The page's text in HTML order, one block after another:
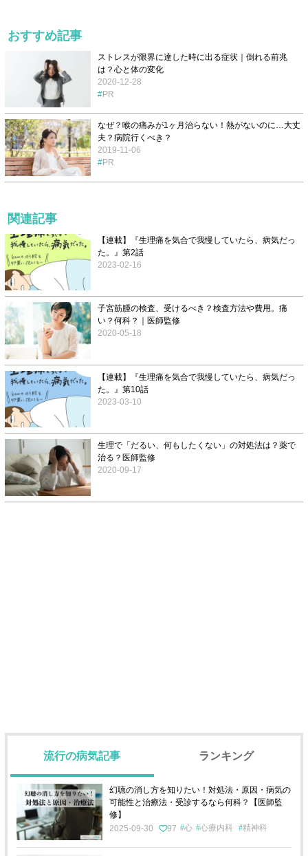
おすすめ記事
ストレスが限界に達した時に出る症状｜倒れる前兆
は？心と体の変化
2020-12-28
PR
なぜ？喉の痛みが1ヶ月治らない！熱がないのに…大丈
夫？病院行くべき？
2019-11-06
PR
関連記事
【連載】『生理痛を気合で我慢していたら、病気だっ
た。』第2話
2023-02-16
子宮筋腫の検査、受けるべき？検査方法や費用。痛
い？何科？｜医師監修
2020-05-18
【連載】『生理痛を気合で我慢していたら、病気だっ
た。』第10話
2023-03-10
生理で「だるい、何もしたくない」の対処法は？薬で
治る？医師監修
2020-09-17
流行の病気記事 ランキング
幻聴の消し方を知りたい！対処法・原因・病気の
可能性と治療法・受診するなら何科？【医師監
修】
2025-09-30
97 心 心療内科 精神科